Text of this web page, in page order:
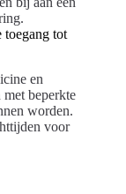
toegang tot
en
met beperkte
worden.
voor